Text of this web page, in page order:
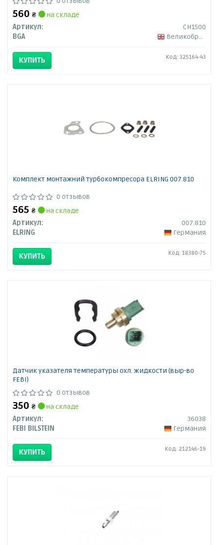
560 ₴
на складе
Артикул:
CH1500
BGA
Великобритания
КУПИТЬ Код: 325164-43
Комплект монтажний турбокомпресора ELRING 007.810
0 отзывов
565 ₴
на складе
Артикул:
007.810
ELRING
Германия
КУПИТЬ Код: 18380-75
Датчик указателя температуры охл. жидкости (выр-во
FEBI)
0 отзывов
350 ₴
на складе
Артикул:
36038
FEBI BILSTEIN
Германия
КУПИТЬ Код: 212146-19